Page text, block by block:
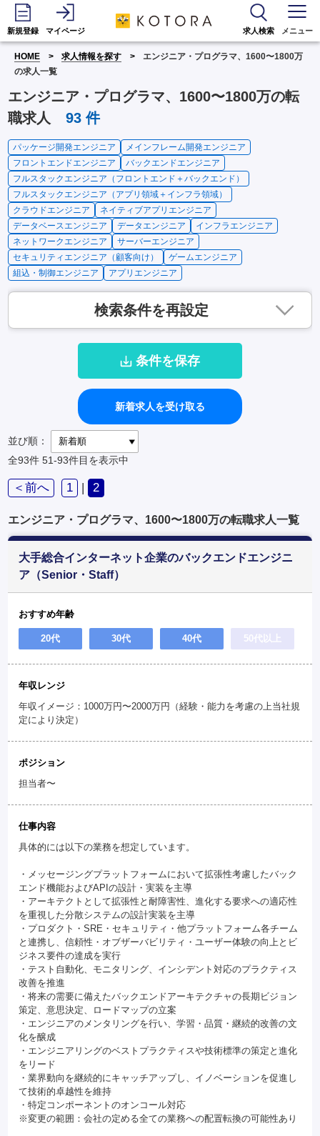
新規登録 マイページ 求人検索 メニュー
HOME 求人情報を探す
エンジニア・プログラマ、1600〜1800万
の求人一覧
エンジニア・プログラマ、1600〜1800万の転
職求人
93件
パッケージ開発エンジニア
メインフレーム開発エンジニア
フロントエンドエンジニア
バックエンドエンジニア
フルスタックエンジニア（フロントエンド＋バックエンド）
フルスタックエンジニア（アプリ領域＋インフラ領域）
クラウドエンジニア
ネイティブアプリエンジニア
データベースエンジニア
データエンジニア
インフラエンジニア
ネットワークエンジニア
サーバーエンジニア
セキュリティエンジニア（顧客向け）
ゲームエンジニア
組込・制御エンジニア
アプリエンジニア
検索条件を再設定
条件を保存
新着求人を受け取る
並び順：
全93件 51-93件目を表示中
＜前へ 1 | 2
エンジニア・プログラマ、1600〜1800万の転職求人一覧
大手総合インターネット企業のバックエンドエンジニ
ア（Senior・Staff）
おすすめ年齢
20代 30代 40代 50代以上
年収レンジ
年収イメージ：1000万円〜2000万円（経験・能力を考慮の上当社規
定により決定）
ポジション
担当者〜
仕事内容
具体的には以下の業務を想定しています。
・メッセージングプラットフォームにおいて拡張性考慮したバック
エンド機能およびAPIの設計・実装を主導
・アーキテクトとして拡張性と耐障害性、進化する要求への適応性
を重視した分散システムの設計実装を主導
・プロダクト・SRE・セキュリティ・他プラットフォーム各チーム
と連携し、信頼性・オブザーバビリティ・ユーザー体験の向上とビ
ジネス要件の達成を実行
・テスト自動化、モニタリング、インシデント対応のプラクティス
改善を推進
・将来の需要に備えたバックエンドアーキテクチャの長期ビジョン
策定、意思決定、ロードマップの立案
・エンジニアのメンタリングを行い、学習・品質・継続的改善の文
化を醸成
・エンジニアリングのベストプラクティスや技術標準の策定と進化
をリード
・業界動向を継続的にキャッチアップし、イノベーションを促進し
て技術的卓越性を維持
・特定コンポーネントのオンコール対応
※変更の範囲：会社の定める全ての業務への配置転換の可能性あり